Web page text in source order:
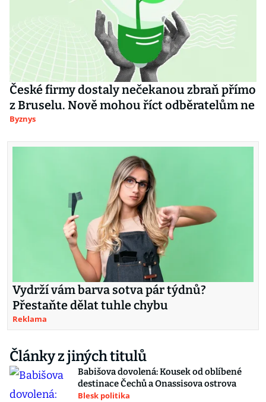
České firmy dostaly nečekanou zbraň přímo
z Bruselu. Nově mohou říct odběratelům ne
Byznys
Vydrží vám barva sotva pár týdnů?
Přestaňte dělat tuhle chybu
Reklama
Články z jiných titulů
Babišova dovolená: Kousek od oblíbené
destinace Čechů a Onassisova ostrova
Blesk politika